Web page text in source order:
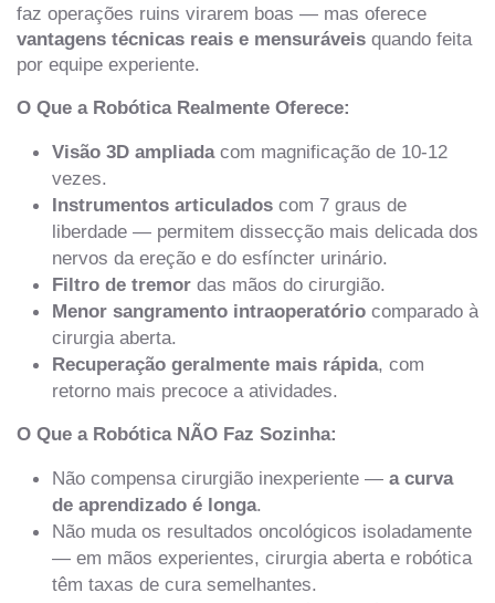
faz operações ruins virarem boas — mas oferece
vantagens técnicas reais e mensuráveis quando feita
por equipe experiente.
O Que a Robótica Realmente Oferece:
Visão 3D ampliadacom magnificação de 10-12
vezes.
Instrumentos articulados com 7 graus de
liberdade — permitem dissecção mais delicada dos
nervos da ereção e do esfíncter urinário.
Filtro de tremor das mãos do cirurgião.
Menor sangramento intraoperatório comparado à
cirurgia aberta.
Recuperação geralmente mais rápida, com
retorno mais precoce a atividades.
O Que a Robótica NÃO Faz Sozinha:
Não compensa cirurgião inexperiente — a curva
de aprendizado é longa.
Não muda os resultados oncológicos isoladamente
— em mãos experientes, cirurgia aberta e robótica
têm taxas de cura semelhantes.